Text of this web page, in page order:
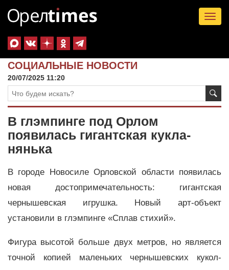
СОЦИАЛЬНЫЕ НОВОСТИ
20/07/2025 11:20
В глэмпинге под Орлом
появилась гигантская кукла-
нянька
В городе Новосиле Орловской области появилась
новая достопримечательность: гигантская
чернышевская игрушка. Новый арт-объект
установили в глэмпинге «Сплав стихий».
Фигура высотой больше двух метров, но является
точной копией маленьких чернышевских кукол-